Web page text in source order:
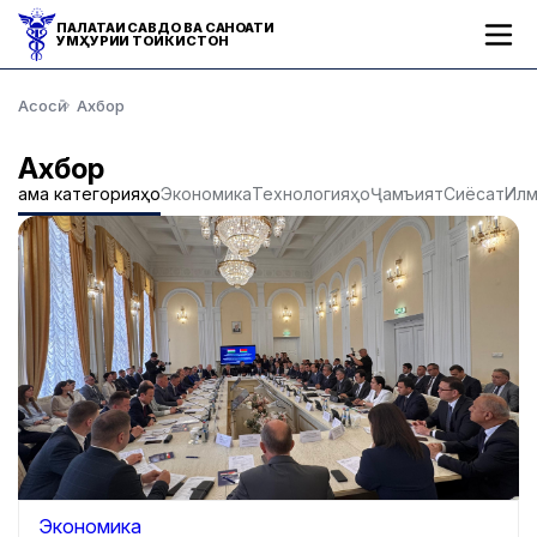
ПАЛАТАИ САВДО ВА САНОАТИ
ҶУМҲУРИИ ТОҶИКИСТОН
Асосӣ Ахбор
Ахбор
Ҳама категорияҳоЭкономикаТехнологияҳоҶамъиятСиёсатИлм
Экономика